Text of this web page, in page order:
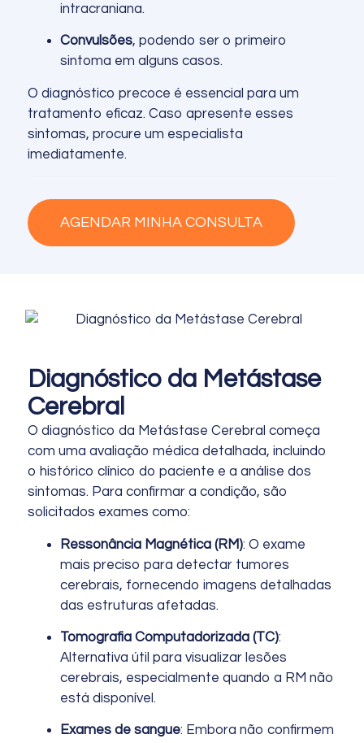
intracraniana.
Convulsões, podendo ser o primeiro
sintoma em alguns casos.
O diagnóstico precoce é essencial para um
tratamento eficaz. Caso apresente esses
sintomas, procure um especialista
imediatamente.
AGENDAR MINHA CONSULTA
Diagnóstico da Metástase
Cerebral
O diagnóstico da Metástase Cerebral começa
com uma avaliação médica detalhada, incluindo
o histórico clínico do paciente e a análise dos
sintomas. Para confirmar a condição, são
solicitados exames como:
Ressonância Magnética (RM): O exame
mais preciso para detectar tumores
cerebrais, fornecendo imagens detalhadas
das estruturas afetadas.
Tomografia Computadorizada (TC):
Alternativa útil para visualizar lesões
cerebrais, especialmente quando a RM não
está disponível.
Exames de sangue: Embora não confirmem